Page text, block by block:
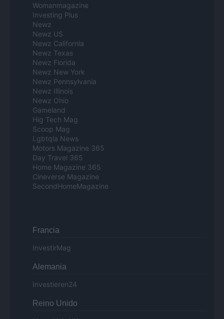
Womanmagazine
Investing Plus
Newz
Newz US
Newz California
Newz Texas
Newz Florida
Newz New York
Newz Pennsylvania
Newz Illinois
Newz Ohio
Gameland
Hig Tech Mag
Scoop Mag
Lgbtqia News
Motors Magazine 365
Day Travel 365
Home Magazine 365
Cineverse Magazine
SecondHomeMagazine
Francia
InvestirMag
Alemania
Investieren24
Reino Unido